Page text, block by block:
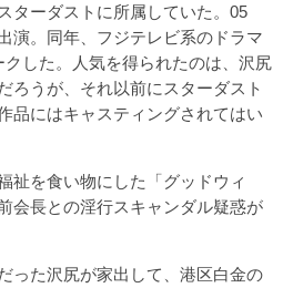
ターダストに所属していた。05
演。同年、フジテレビ系のドラマ
クした。人気を得られたのは、沢尻
ろうが、それ以前にスターダスト
品にはキャスティングされてはい
祉を食い物にした「グッドウィ
会長との淫行スキャンダル疑惑が
った沢尻が家出して、港区白金の